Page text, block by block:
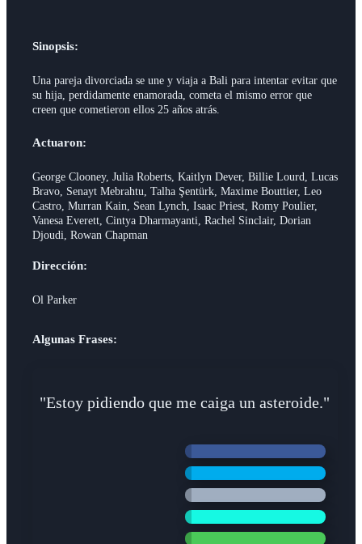
Sinopsis:
Una pareja divorciada se une y viaja a Bali para intentar evitar que
su hija, perdidamente enamorada, cometa el mismo error que
creen que cometieron ellos 25 años atrás.
Actuaron:
George Clooney, Julia Roberts, Kaitlyn Dever, Billie Lourd, Lucas
Bravo, Senayt Mebrahtu, Talha Şentürk, Maxime Bouttier, Leo
Castro, Murran Kain, Sean Lynch, Isaac Priest, Romy Poulier,
Vanesa Everett, Cintya Dharmayanti, Rachel Sinclair, Dorian
Djoudi, Rowan Chapman
Dirección:
Ol Parker
Algunas Frases:
"Estoy pidiendo que me caiga un asteroide."